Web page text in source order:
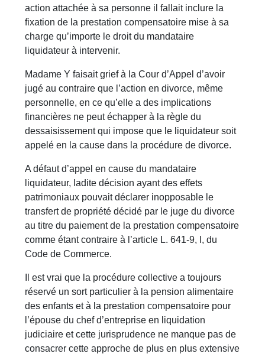
action attachée à sa personne il fallait inclure la
fixation de la prestation compensatoire mise à sa
charge qu’importe le droit du mandataire
liquidateur à intervenir.
Madame Y faisait grief à la Cour d’Appel d’avoir
jugé au contraire que l’action en divorce, même
personnelle, en ce qu’elle a des implications
financières ne peut échapper à la règle du
dessaisissement qui impose que le liquidateur soit
appelé en la cause dans la procédure de divorce.
A défaut d’appel en cause du mandataire
liquidateur, ladite décision ayant des effets
patrimoniaux pouvait déclarer inopposable le
transfert de propriété décidé par le juge du divorce
au titre du paiement de la prestation compensatoire
comme étant contraire à l’article L. 641-9, I, du
Code de Commerce.
Il est vrai que la procédure collective a toujours
réservé un sort particulier à la pension alimentaire
des enfants et à la prestation compensatoire pour
l’épouse du chef d’entreprise en liquidation
judiciaire et cette jurisprudence ne manque pas de
consacrer cette approche de plus en plus extensive